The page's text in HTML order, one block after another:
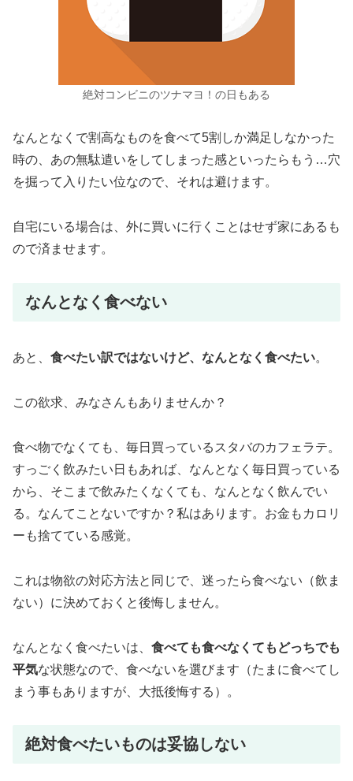
絶対コンビニのツナマヨ！の日もある
なんとなくで割高なものを食べて5割しか満足しなかった
時の、あの無駄遣いをしてしまった感といったらもう…穴
を掘って入りたい位なので、それは避けます。
自宅にいる場合は、外に買いに行くことはせず家にあるも
ので済ませます。
なんとなく食べない
あと、 食べたい訳ではないけど、なんとなく食べたい。
この欲求、みなさんもありませんか？
食べ物でなくても、毎日買っているスタバのカフェラテ。
すっごく飲みたい日もあれば、なんとなく毎日買っている
から、そこまで飲みたくなくても、なんとなく飲んでい
る。なんてことないですか？私はあります。お金もカロリ
ーも捨てている感覚。
これは物欲の対応方法と同じで、迷ったら食べない（飲ま
ない）に決めておくと後悔しません。
なんとなく食べたいは、 食べても食べなくてもどっちでも
平気な状態なので、食べないを選びます（たまに食べてし
まう事もありますが、大抵後悔する）。
絶対食べたいものは妥協しない